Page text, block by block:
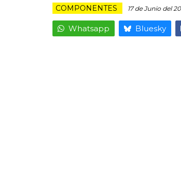
COMPONENTES 17 de Junio del
Whatsapp Bluesky